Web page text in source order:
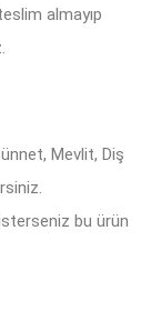
almayıp
Mevlit, Diş
bu ürün